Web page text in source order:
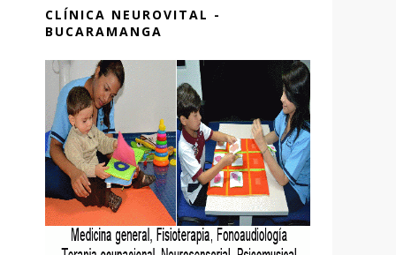
CLÍNICA NEUROVITAL -
BUCARAMANGA